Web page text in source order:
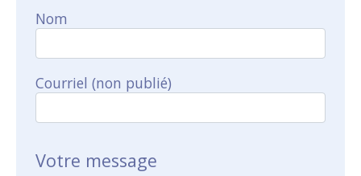
Nom
Courriel (non publié)
Votre message